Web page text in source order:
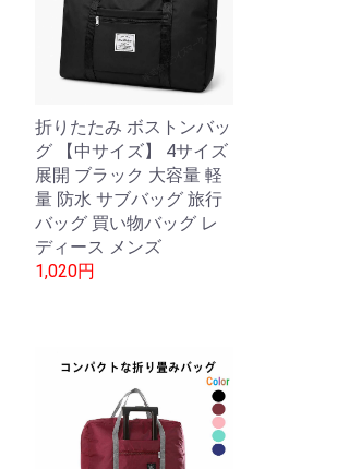
折りたたみ ボストンバッ
グ 【中サイズ】 4サイズ
展開 ブラック 大容量 軽
量 防水 サブバッグ 旅行
バッグ 買い物バッグ レ
ディース メンズ
1,020円